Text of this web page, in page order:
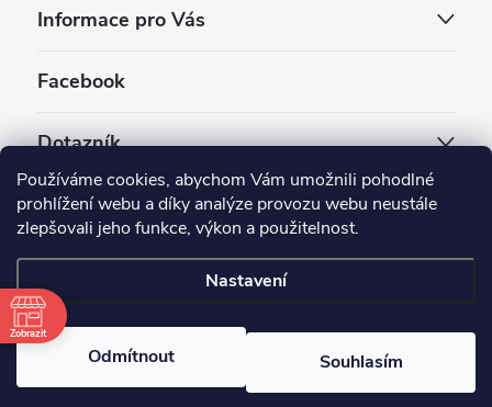
Používáme cookies, abychom Vám umožnili pohodlné
prohlížení webu a díky analýze provozu webu neustále
zlepšovali jeho funkce, výkon a použitelnost.
Nastavení
Odmítnout Souhlasím
Informace pro Vás
Facebook
Dotazník
Jaký styl vapování vám vyhovuje ?
Copyright 2026
Upravit nastavení cookies
Zobrazit